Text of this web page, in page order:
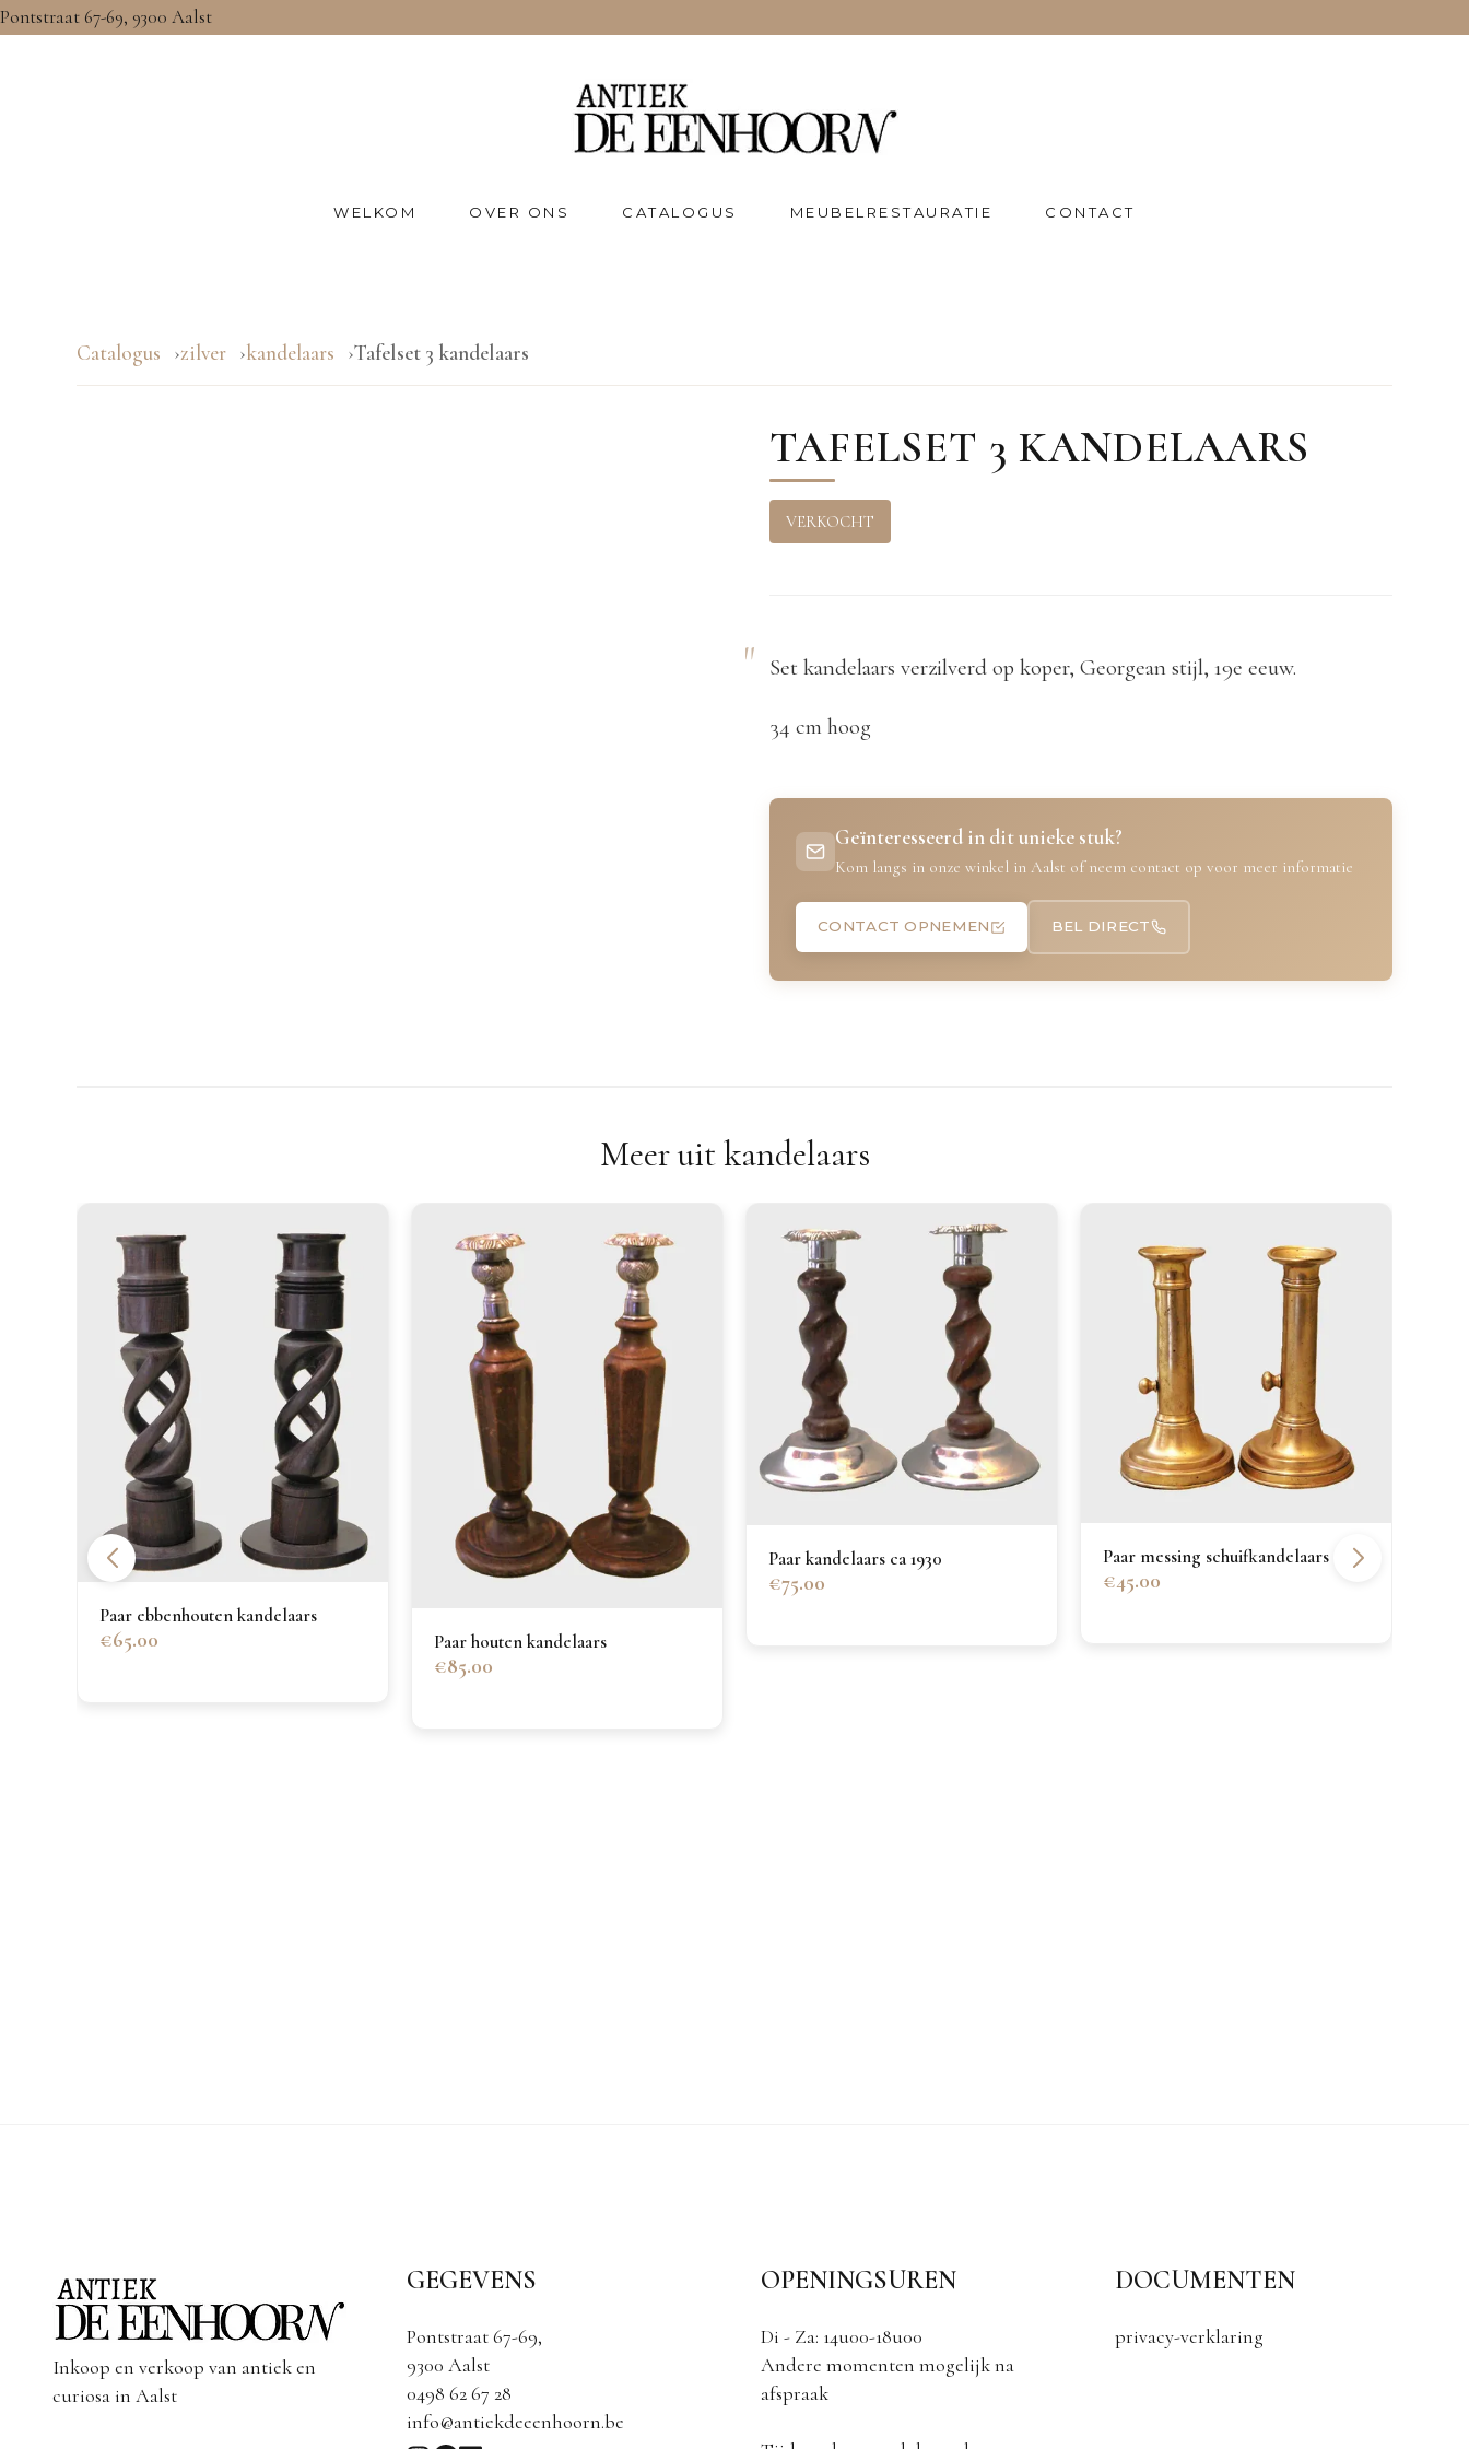
Pontstraat 67-69, 9300 Aalst
WELKOM OVER ONS CATALOGUS MEUBELRESTAURATIE CONTACT
Catalogus zilver kandelaars Tafelset 3 kandelaars
TAFELSET 3 KANDELAARS
VERKOCHT
Set kandelaars verzilverd op koper, Georgean stijl, 19e eeuw.
34 cm hoog
Geïnteresseerd in dit unieke stuk?
Kom langs in onze winkel in Aalst of neem contact op voor meer informatie
CONTACT OPNEMEN BEL DIRECT
Meer uit kandelaars
Paar ebbenhouten kandelaars
€65.00 Paar houten kandelaars
€85.00
Paar kandelaars ca 1930
€75.00
Paar messing schuifkandelaars
€45.00
Inkoop en verkoop van antiek en
curiosa in Aalst
GEGEVENS
Pontstraat 67-69,
9300 Aalst
0498 62 67 28
info@antiekdeeenhoorn.be
OPENINGSUREN
Di - Za: 14u00-18u00
Andere momenten mogelijk na
afspraak
DOCUMENTEN
privacy-verklaring